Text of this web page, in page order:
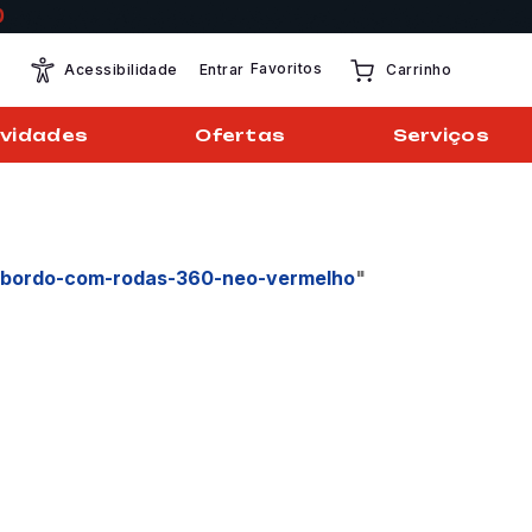
Acessibilidade Entrar Favoritos Carrinho
Ofertas Serviços
com-rodas-360-neo-vermelho"